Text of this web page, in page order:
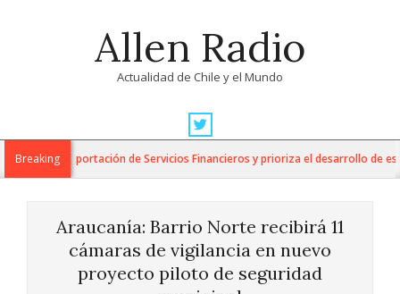
Allen Radio
Actualidad de Chile y el Mundo
Navigation
MenuBreaking
para la Exportación de Servicios Financieros y prioriza el desarrollo de esta
Araucanía: Barrio Norte recibirá 11
cámaras de vigilancia en nuevo
proyecto piloto de seguridad